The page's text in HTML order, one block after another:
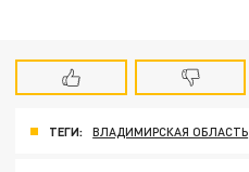
ТЕГИ: ВЛАДИМИРСКАЯ ОБЛАСТЬ